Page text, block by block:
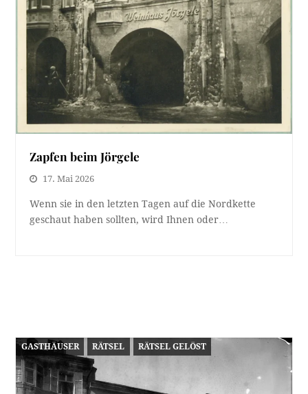
Zapfen beim Jörgele
17. Mai 2026
Wenn sie in den letzten Tagen auf die Nordkette
geschaut haben sollten, wird Ihnen oder…
GASTHÄUSER RÄTSEL RÄTSEL GELÖST